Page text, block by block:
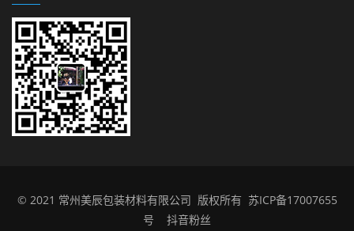
© 2021 常州美辰包装材料有限公司 版权所有 苏ICP备17007655
号
抖音粉丝